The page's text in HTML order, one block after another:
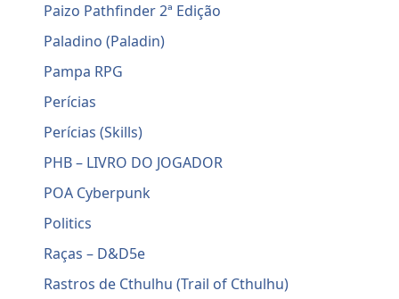
Paizo Pathfinder 2ª Edição
Paladino (Paladin)
Pampa RPG
Perícias
Perícias (Skills)
PHB – LIVRO DO JOGADOR
POA Cyberpunk
Politics
Raças – D&D5e
Rastros de Cthulhu (Trail of Cthulhu)